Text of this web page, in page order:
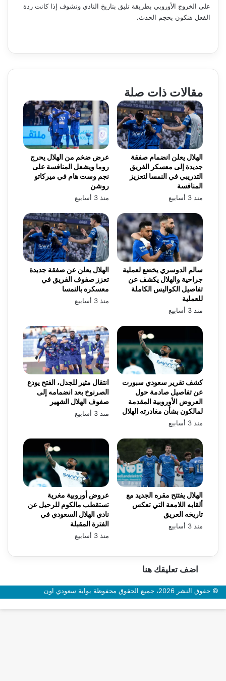
على الخروج الأوروبي بطريقة تليق بتاريخ النادي ونشوف إذا كانت ردة
الفعل هتكون بحجم الحدث.
مقالات ذات صلة
عرض ضخم من الهلال يحرج
روما ويشعل المنافسة على
نجم وست هام في ميركاتو
روشن
منذ 3 أسابيع
الهلال يعلن انضمام صفقة
جديدة إلى معسكر الفريق
التدريبي في النمسا لتعزيز
المنافسة
منذ 3 أسابيع
الهلال يعلن عن صفقة جديدة
تعزز صفوف الفريق في
معسكره بالنمسا
منذ 3 أسابيع
سالم الدوسري يخضع لعملية
جراحية والهلال يكشف عن
تفاصيل الكواليس الكاملة
للعملية
منذ 3 أسابيع
انتقال مثير للجدل، الفتح يودع
الصرنوخ بعد انضمامه إلى
صفوف الهلال الشهير
منذ 3 أسابيع
كشف تقرير سعودي سبورت
عن تفاصيل صادمة حول
العروض الأوروبية المقدمة
لمالكون بشأن مغادرته الهلال
منذ 3 أسابيع
عروض أوروبية مغرية
تستقطب مالكوم للرحيل عن
نادي الهلال السعودي في
الفترة المقبلة
منذ 3 أسابيع
الهلال يفتتح مقره الجديد مع
ألقابه اللامعة التي تعكس
تاريخه العريق
منذ 3 أسابيع
اضف تعليقك هنا
© حقوق النشر 2026، جميع الحقوق محفوظة بوابة سعودي اون